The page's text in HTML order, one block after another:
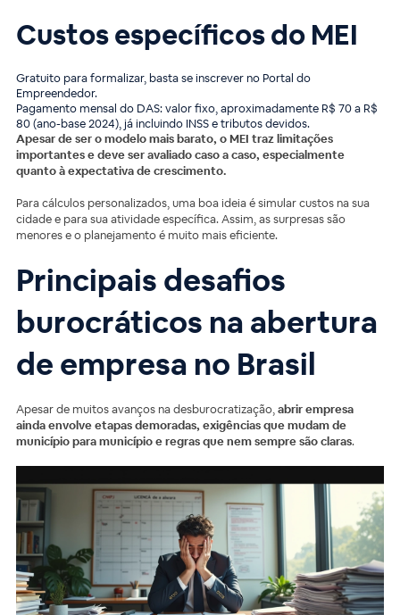
Custos específicos do MEI
Gratuito para formalizar, basta se inscrever no Portal do
Empreendedor.
Pagamento mensal do DAS: valor fixo, aproximadamente R$ 70 a R$
80 (ano-base 2024), já incluindo INSS e tributos devidos.
Apesar de ser o modelo mais barato, o MEI traz limitações
importantes e deve ser avaliado caso a caso, especialmente
quanto à expectativa de crescimento.
Para cálculos personalizados, uma boa ideia é simular custos na sua
cidade e para sua atividade específica. Assim, as surpresas são
menores e o planejamento é muito mais eficiente.
Principais desafios
burocráticos na abertura
de empresa no Brasil
Apesar de muitos avanços na desburocratização,abrir empresa
ainda envolve etapas demoradas, exigências que mudam de
município para município e regras que nem sempre são claras.